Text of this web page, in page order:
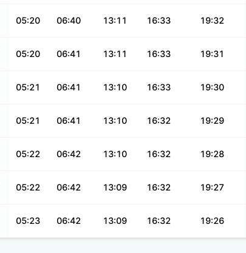
05:20 06:40 13:11 16:33 19:32
05:20 06:41 13:11 16:33 19:31
05:21 06:41 13:10 16:33 19:30
05:21 06:41 13:10 16:32 19:29
05:22 06:42 13:10 16:32 19:28
05:22 06:42 13:09 16:32 19:27
05:23 06:42 13:09 16:32 19:26